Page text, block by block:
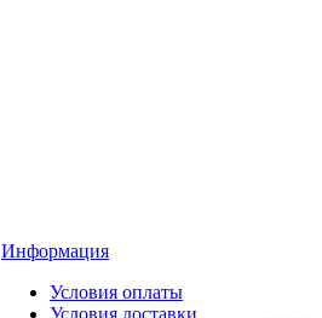
Информация
Условия оплаты
Условия доставки